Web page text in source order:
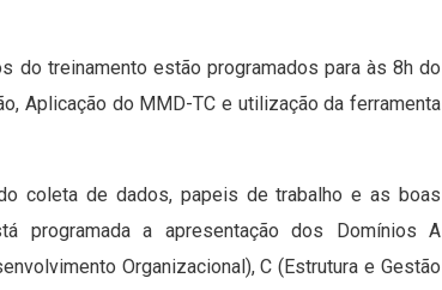
do treinamento estão programados para às 8h do
Aplicação do MMD-TC e utilização da ferramenta
coleta de dados, papeis de trabalho e as boas
programada a apresentação dos Domínios A
Organizacional), C (Estrutura e Gestão